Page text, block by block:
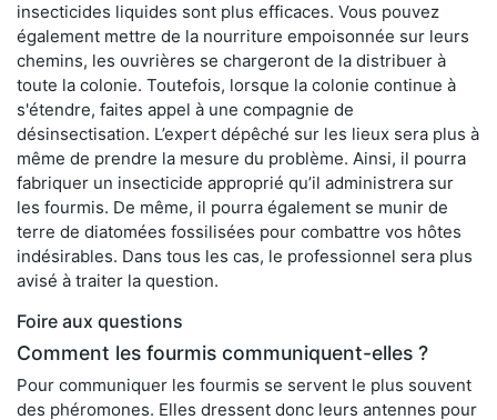
insecticides liquides sont plus efficaces. Vous pouvez
également mettre de la nourriture empoisonnée sur leurs
chemins, les ouvrières se chargeront de la distribuer à
toute la colonie. Toutefois, lorsque la colonie continue à
s'étendre, faites appel à une compagnie de
désinsectisation. L’expert dépêché sur les lieux sera plus à
même de prendre la mesure du problème. Ainsi, il pourra
fabriquer un insecticide approprié qu’il administrera sur
les fourmis. De même, il pourra également se munir de
terre de diatomées fossilisées pour combattre vos hôtes
indésirables. Dans tous les cas, le professionnel sera plus
avisé à traiter la question.
Foire aux questions
Comment les fourmis communiquent-elles ?
Pour communiquer les fourmis se servent le plus souvent
des phéromones. Elles dressent donc leurs antennes pour